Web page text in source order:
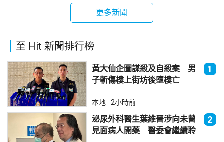
更多新聞
至 Hit 新聞排行榜
黃大仙企圖謀殺及自殺案 男
子斬傷樓上街坊後墮樓亡
1
本地 2小時前
泌尿外科醫生葉維晉涉向未曾
見面病人開藥 醫委會繼續聆
2